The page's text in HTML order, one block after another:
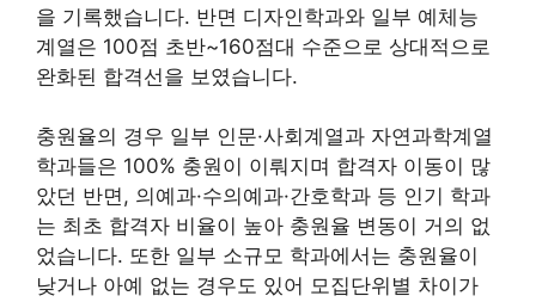
을 기록했습니다. 반면 디자인학과와 일부 예체능
계열은 100점 초반~160점대 수준으로 상대적으로
완화된 합격선을 보였습니다.
충원율의 경우 일부 인문·사회계열과 자연과학계열
학과들은 100% 충원이 이뤄지며 합격자 이동이 많
았던 반면, 의예과·수의예과·간호학과 등 인기 학과
는 최초 합격자 비율이 높아 충원율 변동이 거의 없
었습니다. 또한 일부 소규모 학과에서는 충원율이
낮거나 아예 없는 경우도 있어 모집단위별 차이가